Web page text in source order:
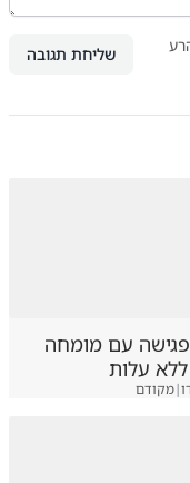
שליחת תגובה
עם מומחה
ללא עלות
|מקודם